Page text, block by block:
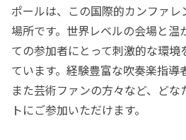
ポールは、この国際的カンファ
場所です。世界レベルの会場と温
ての参加者にとって刺激的な環境
ています。経験豊富な吹奏楽指導
また芸術ファンの方々など、ど
トにご参加いただけます。